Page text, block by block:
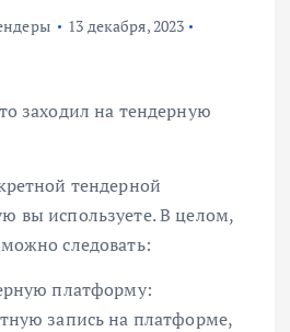
13 декабря, 2023
заходил на тендерную
тендерной
вы используете. В целом,
следовать:
платформу:
запись на платформе,